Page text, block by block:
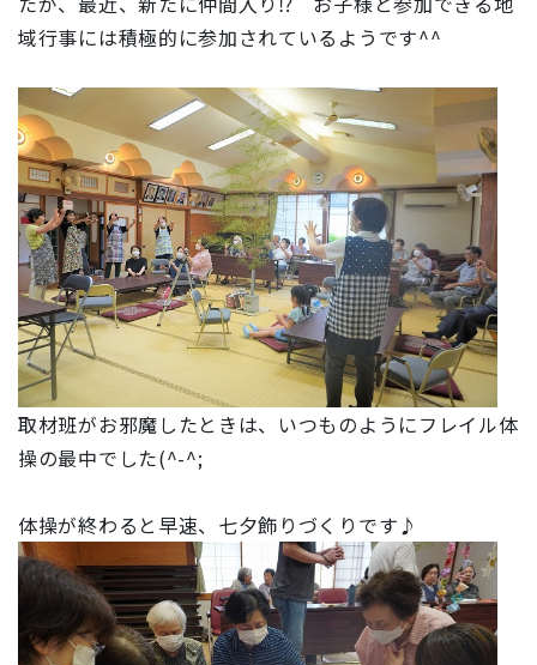
域行事には積極的に参加されているようです^^
取材班がお邪魔したときは、いつものようにフレイル体
操の最中でした(^-^;
体操が終わると早速、七夕飾りづくりです♪